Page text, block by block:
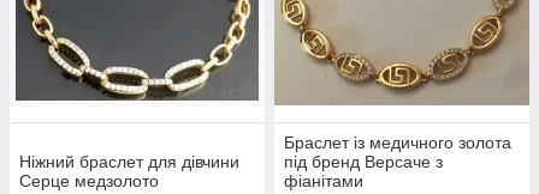
Ніжний браслет для дівчини
Серце медзолото
Браслет із медичного золота
під бренд Версаче з
фіанітами